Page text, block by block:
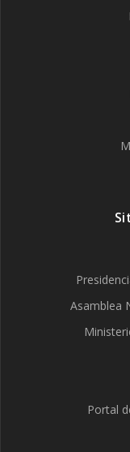
Asamblea
Portal